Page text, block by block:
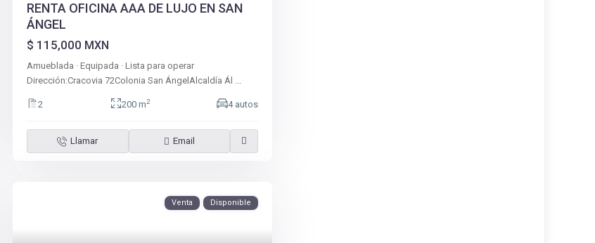
RENTA OFICINA AAA DE LUJO EN SAN
ÁNGEL
$ 115,000 MXN
Amueblada · Equipada · Lista para operar
Dirección:Cracovia 72Colonia San ÁngelAlcaldía Ál ...
2 200 m2 4 autos
Llamar Email
Venta Disponible